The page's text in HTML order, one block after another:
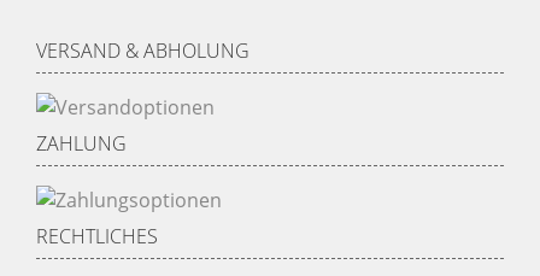
VERSAND & ABHOLUNG
ZAHLUNG
RECHTLICHES